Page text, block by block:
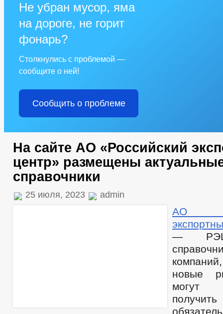
Не убран мусор, яма
на дороге, не горит
фонарь?
Столкнулись с проблемой —
сообщите о ней!
Сообщить о проблеме
На сайте АО «Российский
центр» размещены
справочники
25 июля, 2023 admin
АО
— РЭЦ)
новые
могут